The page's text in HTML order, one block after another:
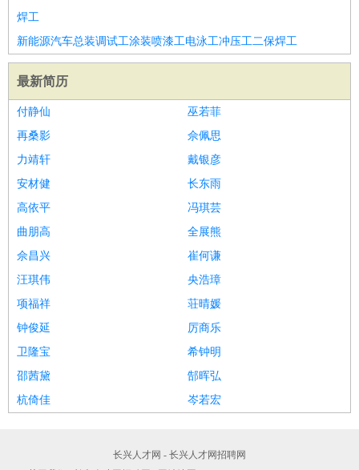
焊工
新能源汽车总装调试工涂装喷漆工电泳工冲压工二保焊工
最新简历
付静仙
巫若菲
再桑影
佘佩思
力靖轩
戴银彦
安材健
长东雨
高依平
冯琪芸
曲朋高
全展熊
佘昌兴
崔何谦
汪琪伟
央浩璋
项福祥
荘晴媛
钟俊延
厉商乐
卫隆宝
希钟明
邵茜黛
郜晖弘
杭倚佳
岑若宏
长兴人才网 - 长兴人才网招聘网